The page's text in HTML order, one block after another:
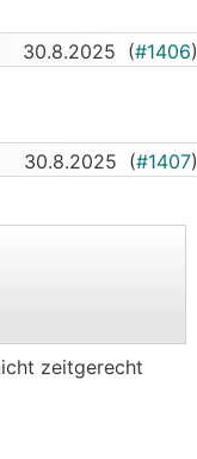
30.8.2025 (#1406)
30.8.2025 (#1407)
zeitgerecht